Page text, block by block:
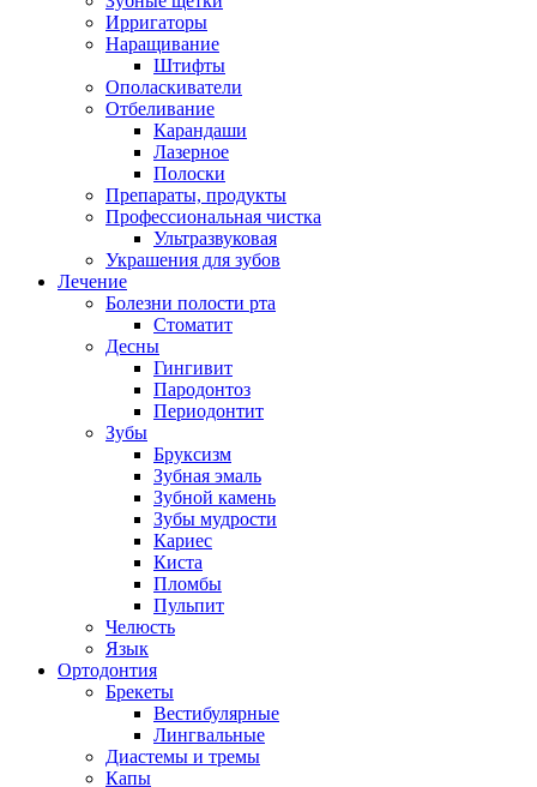
Ирригаторы
Наращивание
Штифты
Ополаскиватели
Отбеливание
Карандаши
Лазерное
Полоски
Препараты, продукты
Профессиональная чистка
Ультразвуковая
Украшения для зубов
Лечение
Болезни полости рта
Стоматит
Десны
Гингивит
Пародонтоз
Периодонтит
Зубы
Бруксизм
Зубная эмаль
Зубной камень
Зубы мудрости
Кариес
Киста
Пломбы
Пульпит
Челюсть
Язык
Ортодонтия
Брекеты
Вестибулярные
Лингвальные
Диастемы и тремы
Капы